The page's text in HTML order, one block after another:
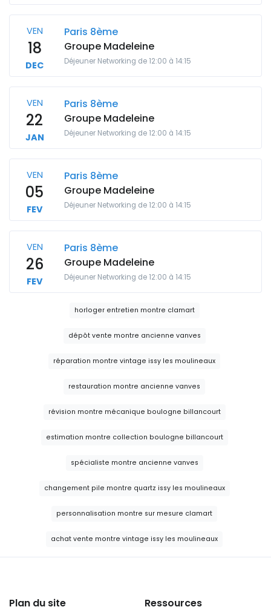
VEN
18
DEC
Paris 8ème
Groupe Madeleine
Déjeuner Networking de 12:00 à 14:15
VEN
22
JAN
Paris 8ème
Groupe Madeleine
Déjeuner Networking de 12:00 à 14:15
VEN
05
FEV
Paris 8ème
Groupe Madeleine
Déjeuner Networking de 12:00 à 14:15
VEN
26
FEV
Paris 8ème
Groupe Madeleine
Déjeuner Networking de 12:00 à 14:15
horloger entretien montre clamart
dépôt vente montre ancienne vanves
réparation montre vintage issy les moulineaux
restauration montre ancienne vanves
révision montre mécanique boulogne billancourt
estimation montre collection boulogne billancourt
spécialiste montre ancienne vanves
changement pile montre quartz issy les moulineaux
personnalisation montre sur mesure clamart
achat vente montre vintage issy les moulineaux
Plan du site Ressources